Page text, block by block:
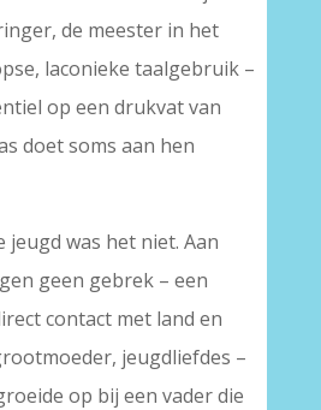
de meester in het
laconieke taalgebruik –
op een drukvat van
doet soms aan hen
jeugd was het niet. Aan
geen gebrek – een
contact met land en
jeugdliefdes –
op bij een vader die